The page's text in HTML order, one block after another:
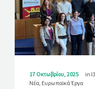
17 Οκτωβρίου, 2025 in
Νέα Ευρωπαϊκά Έργα